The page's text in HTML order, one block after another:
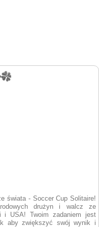
świata - Soccer Cup Solitaire!
drużyn i walcz ze
i USA! Twoim zadaniem jest
aby zwiększyć swój wynik i